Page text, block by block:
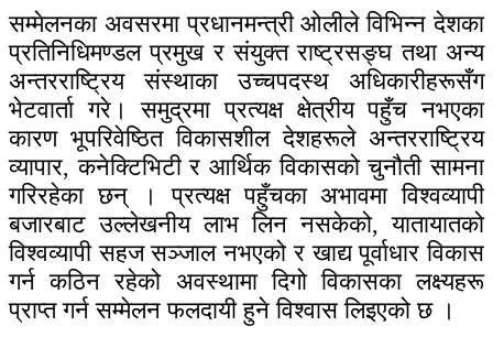
सम्मेलनका अवसरमा प्रधानमन्त्री ओलीले विभिन्न देशका
प्रतिनिधिमण्डल प्रमुख र संयुक्त राष्ट्रसङ्घ तथा अन्य
अन्तरराष्ट्रिय संस्थाका उच्चपदस्थ अधिकारीहरूसँग
भेटवार्ता गरे। समुद्रमा प्रत्यक्ष क्षेत्रीय पहुँच नभएका
कारण भूपरिवेष्ठित विकासशील देशहरूले अन्तरराष्ट्रिय
व्यापार, कनेक्टिभिटी र आर्थिक विकासको चुनौती सामना
गरिरहेका छन् । प्रत्यक्ष पहुँचका अभावमा विश्वव्यापी
बजारबाट उल्लेखनीय लाभ लिन नसकेको, यातायातको
विश्वव्यापी सहज सञ्जाल नभएको र खाद्य पूर्वाधार विकास
गर्न कठिन रहेको अवस्थामा दिगो विकासका लक्ष्यहरू
प्राप्त गर्न सम्मेलन फलदायी हुने विश्वास लिइएको छ ।